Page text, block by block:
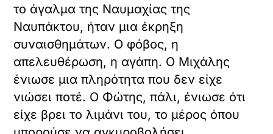
το άγαλμα της Ναυμαχίας της
Ναυπάκτου, ήταν μια έκρηξη
συναισθημάτων. Ο φόβος, η
απελευθέρωση, η αγάπη. Ο Μιχάλης
ένιωσε μια πληρότητα που δεν είχε
νιώσει ποτέ. Ο Φώτης, πάλι, ένιωσε ότι
είχε βρει το λιμάνι του, το μέρος όπου